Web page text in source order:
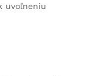
uvoľneniu